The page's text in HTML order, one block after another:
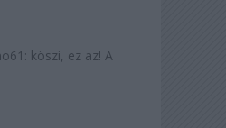
köszi, ez az! A